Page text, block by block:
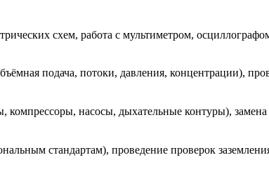
схем, работа с мультиметром,
подача, потоки, давления, концентрации),
насосы, дыхательные контуры),
стандартам), проведение проверок